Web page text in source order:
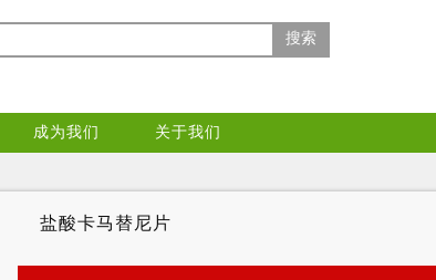
搜索
成为我们 关于我们
盐酸卡马替尼片